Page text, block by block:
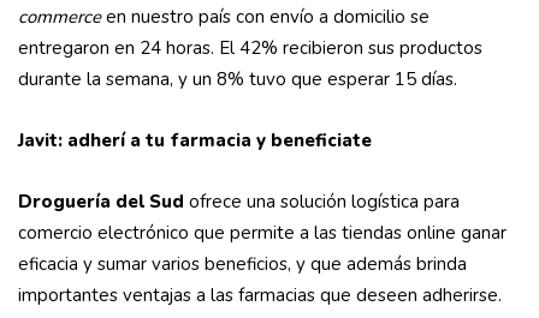
commerceen nuestro país con envío a domicilio se
entregaron en 24 horas. El 42% recibieron sus productos
durante la semana, y un 8% tuvo que esperar 15 días.
Javit: adherí a tu farmacia y beneficiate
Droguería del Sud ofrece una solución logística para
comercio electrónico que permite a las tiendas online ganar
eficacia y sumar varios beneficios, y que además brinda
importantes ventajas a las farmacias que deseen adherirse.